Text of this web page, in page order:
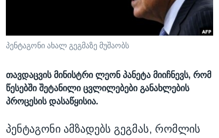
ᲛᲔᲪᲜᲘᲔᲠᲔᲑᲐ
ᲙᲣᲚᲢᲣᲠᲐ
ᲒᲐᲚᲘᲚᲔᲝ
ᲗᲕᲐᲚᲘ ᲒᲕᲐᲓᲔᲕᲜᲔᲗ
ენები
პენტაგონი ახალ გეგმაზე მუშაობს
თავდაცვის მინისტრი ლეონ პანეტა მიიჩნევს, რომ
წესებში შეტანილი ცვლილებები განახლების
პროცესის დასაწყისია.
პენტაგონი ამზადებს გეგმას, რომლის